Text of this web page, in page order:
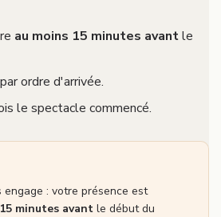
au moins 15 minutes avantle
ordre d'arrivée.
le spectacle commencé.
: votre présence est
15 minutes avant le début du